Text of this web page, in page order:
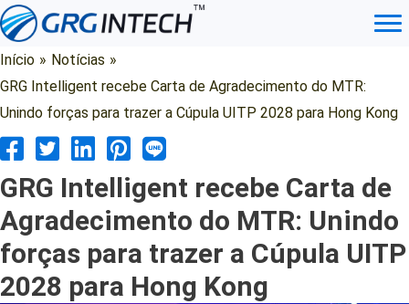
Ir
para
o
conteúdo
Início » Notícias »
GRG Intelligent recebe Carta de Agradecimento do MTR:
Unindo forças para trazer a Cúpula UITP 2028 para Hong Kong
GRG Intelligent recebe Carta de
Agradecimento do MTR: Unindo
forças para trazer a Cúpula UITP
2028 para Hong Kong